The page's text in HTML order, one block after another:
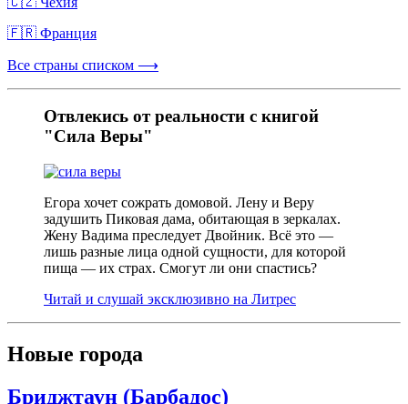
🇫🇷 Франция
Все страны списком ⟶
Отвлекись от реальности с книгой
"Сила Веры"
Егора хочет сожрать домовой. Лену и Веру
задушить Пиковая дама, обитающая в зеркалах.
Жену Вадима преследует Двойник. Всё это —
лишь разные лица одной сущности, для которой
пища — их страх. Смогут ли они спастись?
Читай и слушай эксклюзивно на Литрес
Новые города
Бриджтаун (Барбадос)